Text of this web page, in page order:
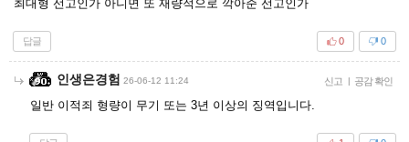
최대형 선고인가 아니면 또 재량적으로 깍아준 선고인가
답글 0
0
인생은경험 26-06-12 11:24 신고 | 공감 확인
일반 이적죄 형량이 무기 또는 3년 이상의 징역입니다.